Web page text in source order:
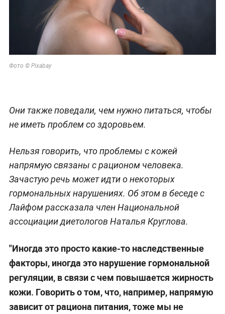
Фото © Pixabay
Они также поведали, чем нужно питаться, чтобы
не иметь проблем со здоровьем.
Нельзя говорить, что проблемы с кожей
напрямую связаны с рационом человека.
Зачастую речь может идти о некоторых
гормональных нарушениях. Об этом в беседе с
Лайфом рассказала член Национальной
ассоциации диетологов Наталья Круглова.
"Иногда это просто какие-то наследственные
факторы, иногда это нарушение гормональной
регуляции, в связи с чем повышается жирность
кожи. Говорить о том, что, например, напрямую
зависит от рациона питания, тоже мы не